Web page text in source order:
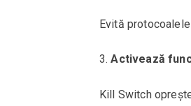
Evită
Activează
Kill Switch